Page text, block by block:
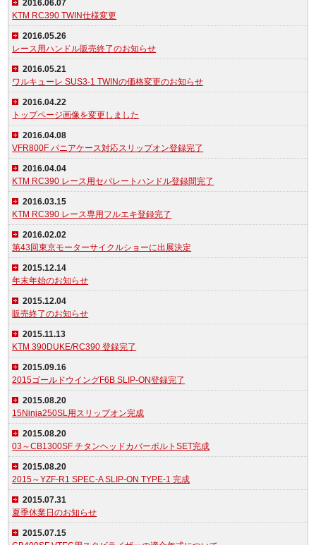
2016.06.07
KTM RC390 TWIN仕様変更
2016.05.26
レース用ハンドル販売終了のお知らせ
2016.05.21
ワルキューレ SUS3-1 TWINの価格変更のお知らせ
2016.04.22
トップページ画像を変更しました
2016.04.08
VFR800F パニアケース対応スリップオン登録完了
2016.04.04
KTM RC390 レース用セパレートハンドル登録間完了
2016.03.15
KTM RC390 レース専用フルエキ登録完了
2016.02.02
第43回東京モーターサイクルショーに出展決定
2015.12.14
年末年始のお知らせ
2015.12.04
販売終了のお知らせ
2015.11.13
KTM 390DUKE/RC390 登録完了
2015.09.16
2015ゴールドウイングF6B SLIP-ON登録完了
2015.08.20
15Ninja250SL用スリップオン完成
2015.08.20
03～CB1300SF チタンヘッドカバーボルトSET完成
2015.08.20
2015～YZF-R1 SPEC-A SLIP-ON TYPE-1 完成
2015.07.31
夏季休業日のお知らせ
2015.07.15